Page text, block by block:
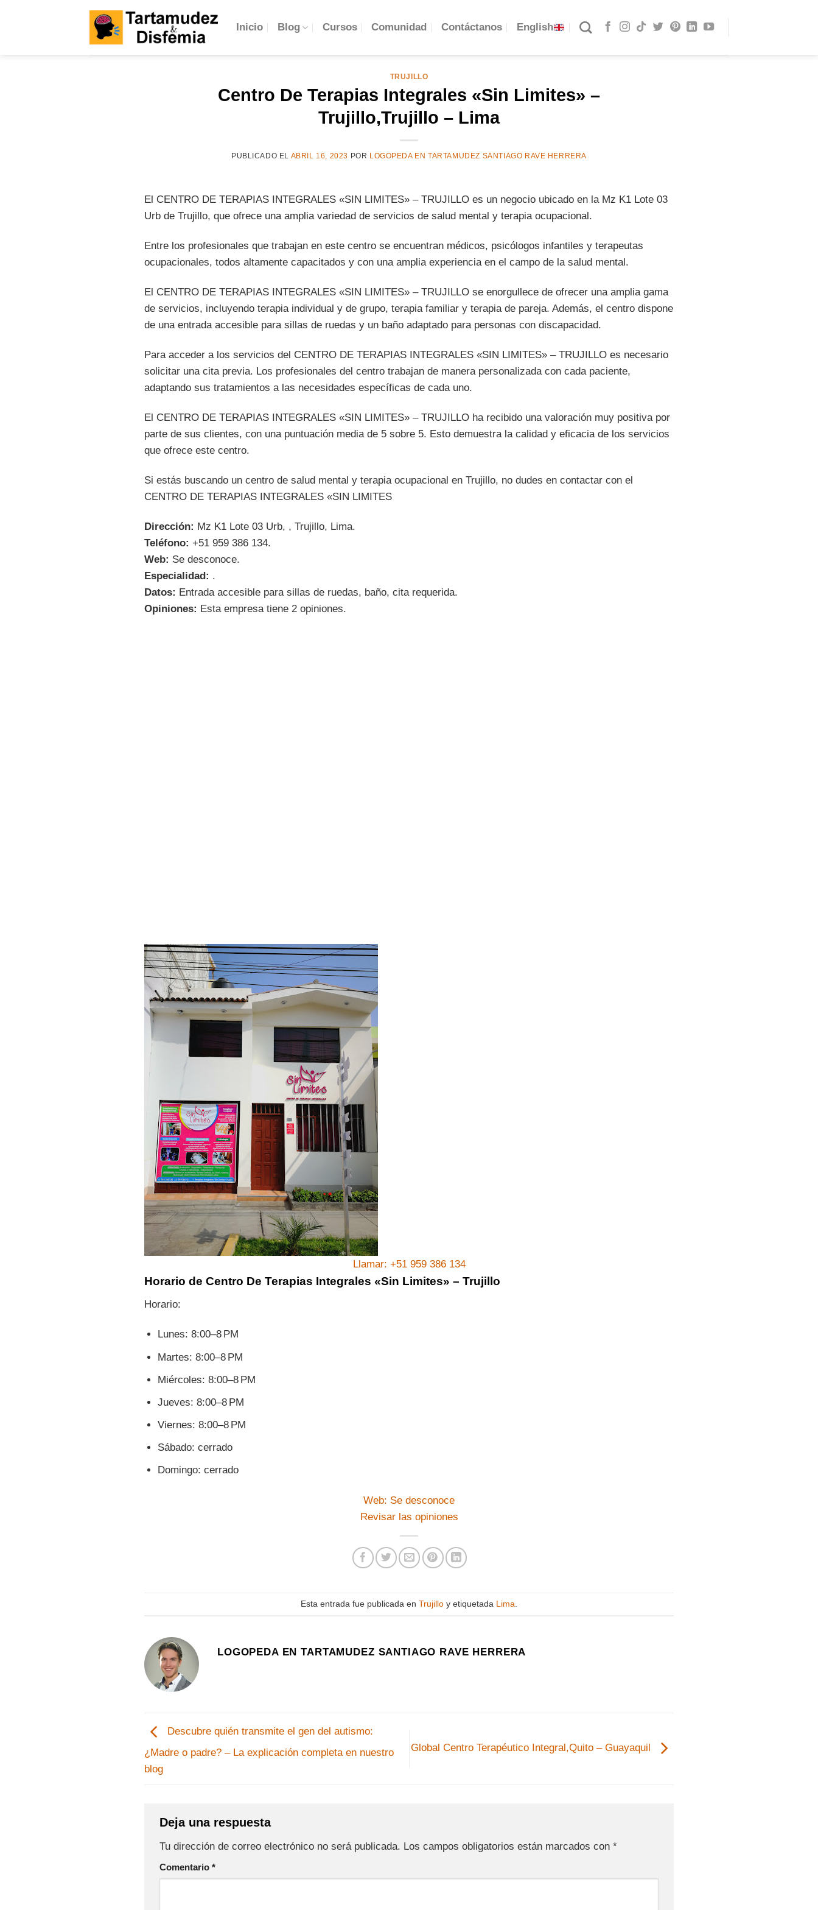
Inicio Blog Cursos Comunidad Contáctanos English
TRUJILLO
Centro De Terapias Integrales «Sin Limites» –
Trujillo,Trujillo – Lima
PUBLICADO EL ABRIL 16, 2023 POR LOGOPEDA EN TARTAMUDEZ SANTIAGO RAVE HERRERA
El CENTRO DE TERAPIAS INTEGRALES «SIN LIMITES» – TRUJILLO es un negocio ubicado en la Mz K1 Lote 03
Urb de Trujillo, que ofrece una amplia variedad de servicios de salud mental y terapia ocupacional.
Entre los profesionales que trabajan en este centro se encuentran médicos, psicólogos infantiles y terapeutas
ocupacionales, todos altamente capacitados y con una amplia experiencia en el campo de la salud mental.
El CENTRO DE TERAPIAS INTEGRALES «SIN LIMITES» – TRUJILLO se enorgullece de ofrecer una amplia gama
de servicios, incluyendo terapia individual y de grupo, terapia familiar y terapia de pareja. Además, el centro dispone
de una entrada accesible para sillas de ruedas y un baño adaptado para personas con discapacidad.
Para acceder a los servicios del CENTRO DE TERAPIAS INTEGRALES «SIN LIMITES» – TRUJILLO es necesario
solicitar una cita previa. Los profesionales del centro trabajan de manera personalizada con cada paciente,
adaptando sus tratamientos a las necesidades específicas de cada uno.
El CENTRO DE TERAPIAS INTEGRALES «SIN LIMITES» – TRUJILLO ha recibido una valoración muy positiva por
parte de sus clientes, con una puntuación media de 5 sobre 5. Esto demuestra la calidad y eficacia de los servicios
que ofrece este centro.
Si estás buscando un centro de salud mental y terapia ocupacional en Trujillo, no dudes en contactar con el
CENTRO DE TERAPIAS INTEGRALES «SIN LIMITES
Dirección: Mz K1 Lote 03 Urb, , Trujillo, Lima.
Teléfono: +51 959 386 134.
Web: Se desconoce.
Especialidad: .
Datos: Entrada accesible para sillas de ruedas, baño, cita requerida.
Opiniones: Esta empresa tiene 2 opiniones.
Llamar: +51 959 386 134
Horario de Centro De Terapias Integrales «Sin Limites» – Trujillo
Horario:
Lunes: 8:00–8 PM
Martes: 8:00–8 PM
Miércoles: 8:00–8 PM
Jueves: 8:00–8 PM
Viernes: 8:00–8 PM
Sábado: cerrado
Domingo: cerrado
Web: Se desconoce
Revisar las opiniones
Esta entrada fue publicada en Trujillo y etiquetada Lima
LOGOPEDA EN TARTAMUDEZ SANTIAGO RAVE HERRERA
Descubre quién transmite el gen del autismo:
¿Madre o padre? – La explicación completa en nuestro
blog
Global Centro Terapéutico Integral,Quito – Guayaquil
Deja una respuesta
Tu dirección de correo electrónico no será publicada. Los campos obligatorios están marcados con *
Comentario *